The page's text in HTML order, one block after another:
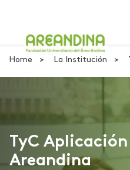
Home La Institución
TyC
Areandina